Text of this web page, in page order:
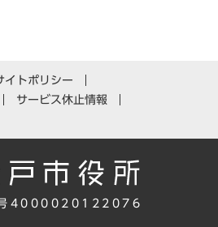
イトポリシー
サービス休止情報
号4000020122076